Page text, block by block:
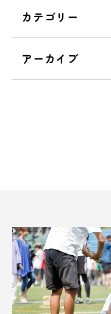
カテゴリー
アーカイブ